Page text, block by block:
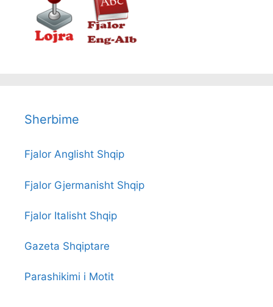
Sherbime
Fjalor Anglisht Shqip
Fjalor Gjermanisht Shqip
Fjalor Italisht Shqip
Gazeta Shqiptare
Parashikimi i Motit